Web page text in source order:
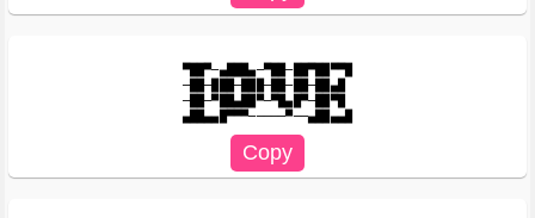
▀██▀─▄███▄─▀██─██▀██▀▀█
─██─███─███─██─██─██▄█
─██─▀██▄██▀─▀█▄█▀─██▀█